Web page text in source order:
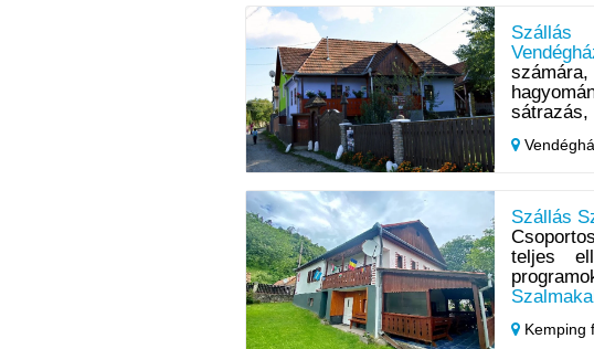
Szállás
sátrazás,
Szállás
teljes
Kemping